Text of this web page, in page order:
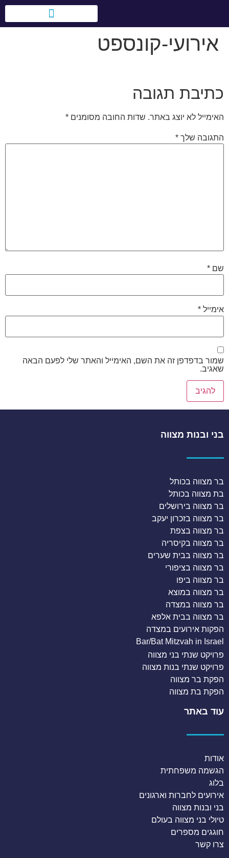
אירועי-קונספט
כתיבת תגובה
האימייל לא יוצג באתר. שדות החובה מסומנים *
התגובה שלך *
שם *
אימייל *
שמור בדפדפן זה את השם, האימייל והאתר שלי לפעם הבאה
שאגיב.
בני ובנות מצווה
בר מצווה בכותל
בת מצווה בכותל
בר מצווה בירושלים
בר מצווה בזכרון יעקב
בר מצווה בצפת
בר מצווה בקיסריה
בר מצווה בבית שערים
בר מצווה בציפורי
בר מצווה ביפו
בר מצווה במוצא
בר מצווה במצדה
בר מצווה בבית אלפא
הפקות אירועים במצדה
Bar/Bat Mitzvah in Israel
פרויקט שנתי בני מצווה
פרויקט שנתי בנות מצווה
הפקת בר מצווה
הפקת בת מצווה
עוד באתר
אודות
הגשמה משפחתית
בלוג
אירועים לחברות וארגונים
בני ובנות מצווה
טיולי בני מצווה בעולם
חוגגים מספרים
צרו קשר